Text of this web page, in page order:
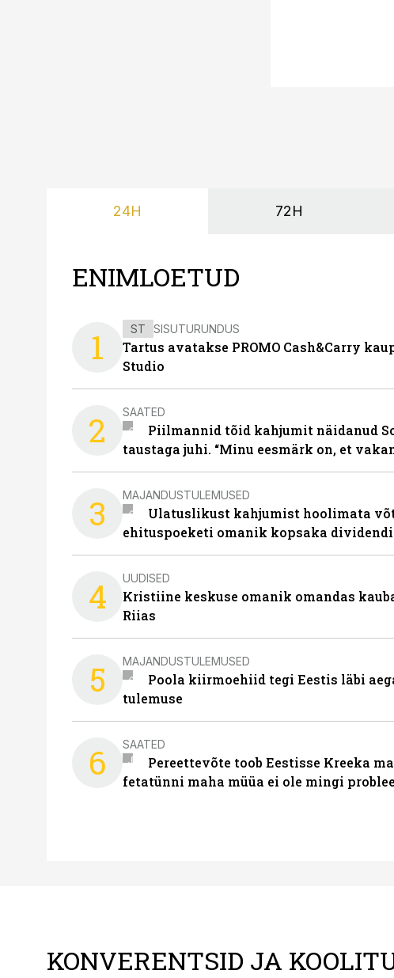
24H 72H
ENIMLOETUD
1 ST SISUTURUNDUS
Tartus avatakse PROMO Cash&Carry
Studio
2 SAATED
Piilmannid tõid kahjumit näidanud
taustaga juhi. “Minu eesmärk on, et
3 MAJANDUSTULEMUSED
Ulatuslikust kahjumist hoolimata
ehituspoeketi omanik kopsaka dividendi
4 UUDISED
Kristiine keskuse omanik omandas
Riias
5 MAJANDUSTULEMUSED
Poola kiirmoehiid tegi Eestis läbi
tulemuse
6 SAATED
Pereettevõte toob Eestisse Kreeka
fetatünni maha müüa ei ole mingi
KONVERENTSID JA